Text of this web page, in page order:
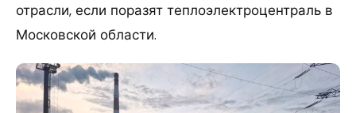
отрасли, если поразят теплоэлектроцентраль в
Московской области.